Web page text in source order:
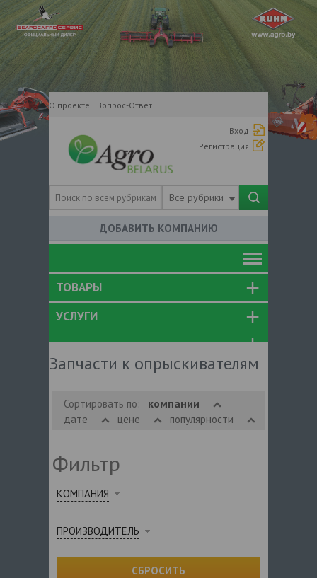
О проекте Вопрос-Ответ
Вход
Регистрация
Все рубрики
ДОБАВИТЬ КОМПАНИЮ
ТОВАРЫ
УСЛУГИ
Запчасти к опрыскивателям
Сортировать по: компании
дате цене популярности
Фильтр
КОМПАНИЯ
ПРОИЗВОДИТЕЛЬ
СБРОСИТЬ